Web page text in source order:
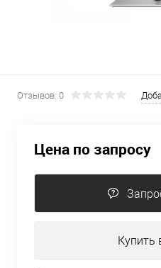
Отзывов: 0
Цена по запросу
Купить